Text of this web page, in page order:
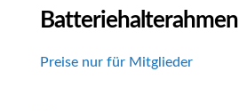
Batteriehalterahmen
Preise nur für Mitglieder